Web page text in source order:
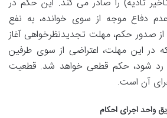
دفاع موجه از سوی خوانده، به نفع
صدور حکم، مهلت تجدیدنظرخواهی آغاز
این مهلت، اعتراضی از سوی طرفین
رد شود، حکم قطعی خواهد شد. قطعیت
آن است.
واحد اجرای احکام